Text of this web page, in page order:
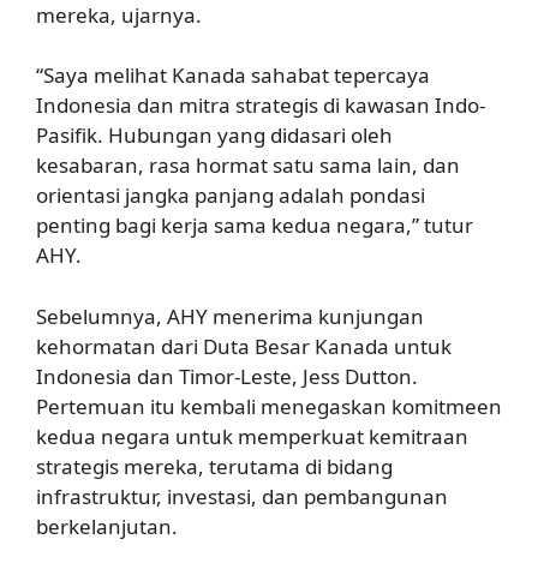
mereka, ujarnya.
“Saya melihat Kanada sahabat tepercaya
Indonesia dan mitra strategis di kawasan Indo-
Pasifik. Hubungan yang didasari oleh
kesabaran, rasa hormat satu sama lain, dan
orientasi jangka panjang adalah pondasi
penting bagi kerja sama kedua negara,” tutur
AHY.
Sebelumnya, AHY menerima kunjungan
kehormatan dari Duta Besar Kanada untuk
Indonesia dan Timor-Leste, Jess Dutton.
Pertemuan itu kembali menegaskan komitmeen
kedua negara untuk memperkuat kemitraan
strategis mereka, terutama di bidang
infrastruktur, investasi, dan pembangunan
berkelanjutan.